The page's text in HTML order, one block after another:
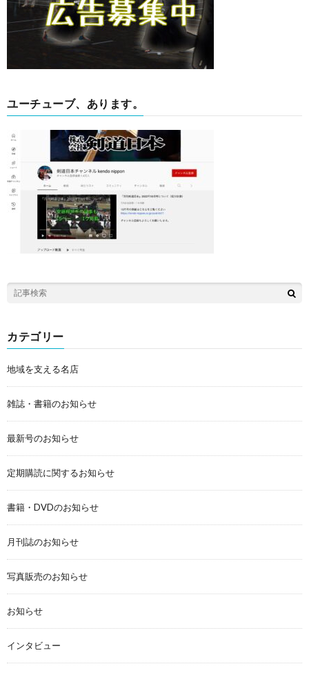
ユーチューブ、あります。
カテゴリー
地域を支える名店
雑誌・書籍のお知らせ
最新号のお知らせ
定期購読に関するお知らせ
書籍・DVDのお知らせ
月刊誌のお知らせ
写真販売のお知らせ
お知らせ
インタビュー